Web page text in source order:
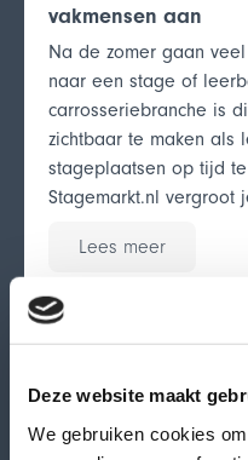
Deze website maakt
We gebruiken cookies
vakmensen aan
Na de zomer gaan
naar een stage of
carrosseriebranche is
zichtbaar te maken als
stageplaatsen op tijd
Stagemarkt.nl vergroot
Lees meer